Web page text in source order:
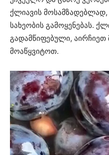
ქლიავის
სახეობის გამოყენებას.
გადამწიფებული, აირჩიეთ
მოაწყვიტოთ.